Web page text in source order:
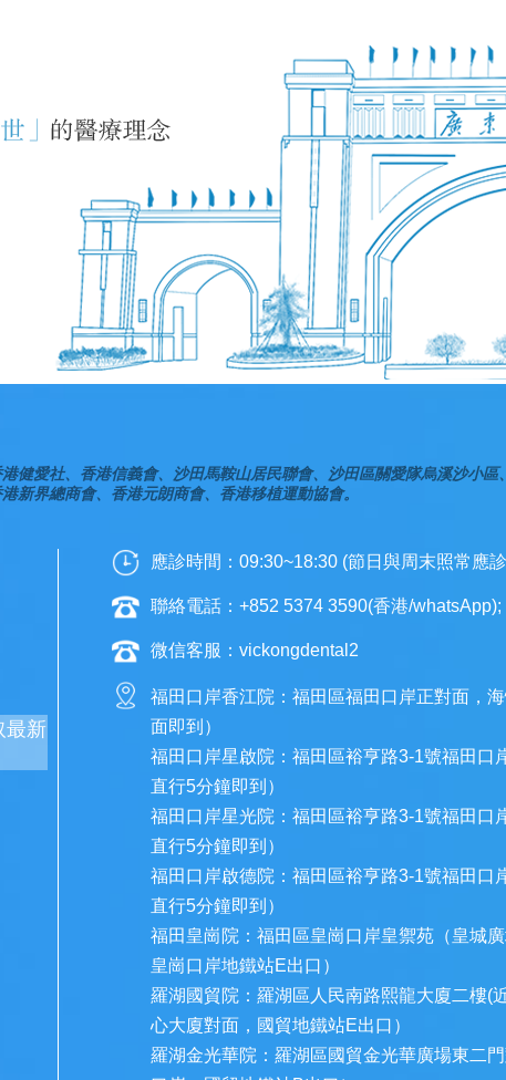
健愛社、香港信義會、沙田馬鞍山居民聯會、沙田區關愛隊烏溪沙小
新界總商會、香港元朗商會、香港移植運動協會。
最新
應診時間：09:30~18:30 (節日與周末照常應
聯絡電話：+852 5374 3590(香港/
微信客服：vickongdental2
福田口岸香江院：福田區福田口岸正對面，
面即到）
福田口岸星啟院：福田區裕亨路3-1號福田
直行5分鐘即到）
福田口岸星光院：福田區裕亨路3-1號福田
直行5分鐘即到）
福田口岸啟德院：福田區裕亨路3-1號福田
直行5分鐘即到）
福田皇崗院：福田區皇崗口岸皇禦苑（皇城
皇崗口岸地鐵站E出口）
羅湖國貿院：羅湖區人民南路熙龍大廈二樓(
心大廈對面，國貿地鐵站E出口）
羅湖金光華院：羅湖區國貿金光華廣場東二